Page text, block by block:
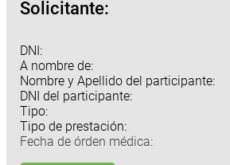
Solicitante:
DNI:
A nombre de:
Nombre y Apellido del participante:
DNI del participante:
Tipo:
Tipo de prestación:
Fecha de órden médica: